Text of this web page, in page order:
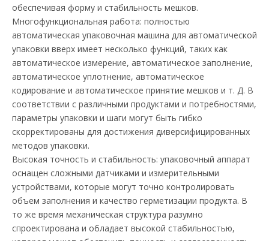
обеспечивая форму и стабильность мешков.
Многофункциональная работа: полностью
автоматическая упаковочная машина для автоматической
упаковки вверх имеет несколько функций, таких как
автоматическое измерение, автоматическое заполнение,
автоматическое уплотнение, автоматическое
кодирование и автоматическое принятие мешков и т. Д. В
соответствии с различными продуктами и потребностями,
параметры упаковки и шаги могут быть гибко
скорректированы для достижения диверсифицированных
методов упаковки.
Высокая точность и стабильность: упаковочный аппарат
оснащен сложными датчиками и измерительными
устройствами, которые могут точно контролировать
объем заполнения и качество герметизации продукта. В
то же время механическая структура разумно
спроектирована и обладает высокой стабильностью,